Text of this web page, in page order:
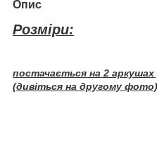
Опис
Розміри:
постачається на 2 аркушах
(дивіться на другому фото)